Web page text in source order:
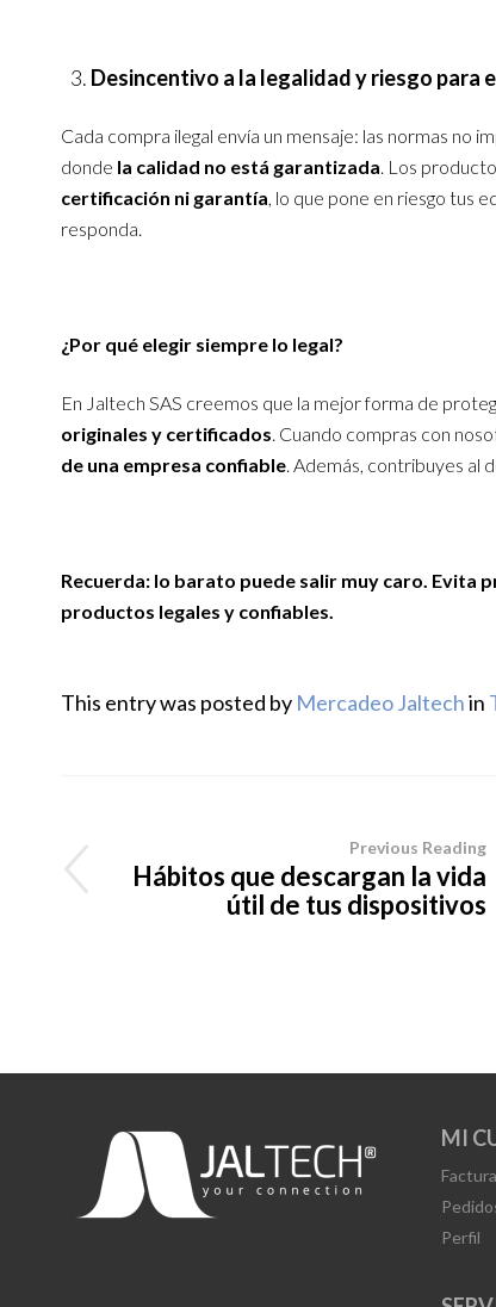
Desincentivo a la legalidad y riesgo para
Cada compra ilegal envía un mensaje: las normas no
donde la calidad no está garantizada. Los
certificación ni garantía, lo que pone en riesgo tus
responda.
¿Por qué elegir siempre lo legal?
En Jaltech SAS creemos que la mejor forma de
originales y certificados . Cuando compras con
de una empresa confiable. Además, contribuyes al
Recuerda: lo barato puede salir muy caro. Evita
productos legales y confiables.
This entry was posted by Mercadeo Jaltechin
Previous Reading
Hábitos que descargan la vida
útil de tus dispositivos
MI
Perfil